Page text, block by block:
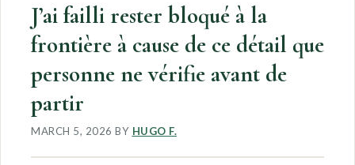
J’ai failli rester bloqué à la
frontière à cause de ce détail que
personne ne vérifie avant de
partir
MARCH 5, 2026 BY HUGO F.